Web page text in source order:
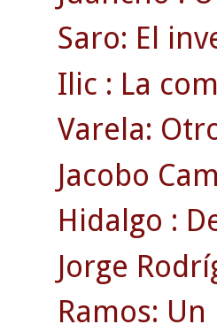
Saro: El
Ilic : La
Varela:
Jacobo
Hidalgo :
Jorge
Ramos: